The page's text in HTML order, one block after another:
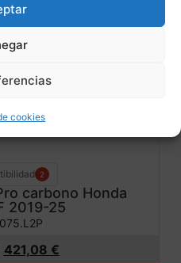
cookies
2
carbono Honda
2019-25
421,08 €